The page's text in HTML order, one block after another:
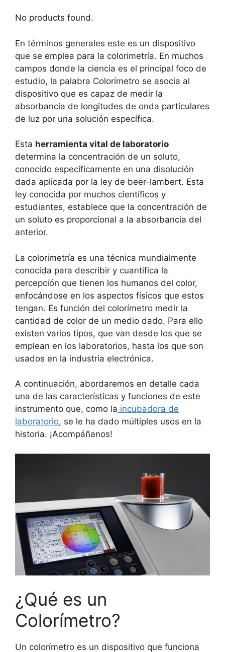
No products found.
En términos generales este es un dispositivo
que se emplea para la colorimetría. En muchos
campos donde la ciencia es el principal foco de
estudio, la palabra Colorímetro se asocia al
dispositivo que es capaz de medir la
absorbancia de longitudes de onda particulares
de luz por una solución específica.
Esta herramienta vital de laboratorio
determina la concentración de un soluto,
conocido específicamente en una disolución
dada aplicada por la ley de beer-lambert. Esta
ley conocida por muchos científicos y
estudiantes, establece que la concentración de
un soluto es proporcional a la absorbancia del
anterior.
La colorimetría es una técnica mundialmente
conocida para describir y cuantifica la
percepción que tienen los humanos del color,
enfocándose en los aspectos físicos que estos
tengan. Es función del colorímetro medir la
cantidad de color de un medio dado. Para ello
existen varios tipos, que van desde los que se
emplean en los laboratorios, hasta los que son
usados en la industria electrónica.
A continuación, abordaremos en detalle cada
una de las características y funciones de este
instrumento que, como la incubadora de
laboratorio, se le ha dado múltiples usos en la
historia. ¡Acompáñanos!
¿Qué es un
Colorímetro?
Un colorímetro es un dispositivo que funciona